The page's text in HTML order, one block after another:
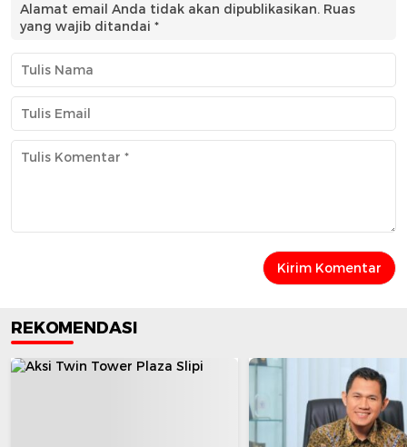
Alamat email Anda tidak akan dipublikasikan. Ruas
yang wajib ditandai *
REKOMENDASI